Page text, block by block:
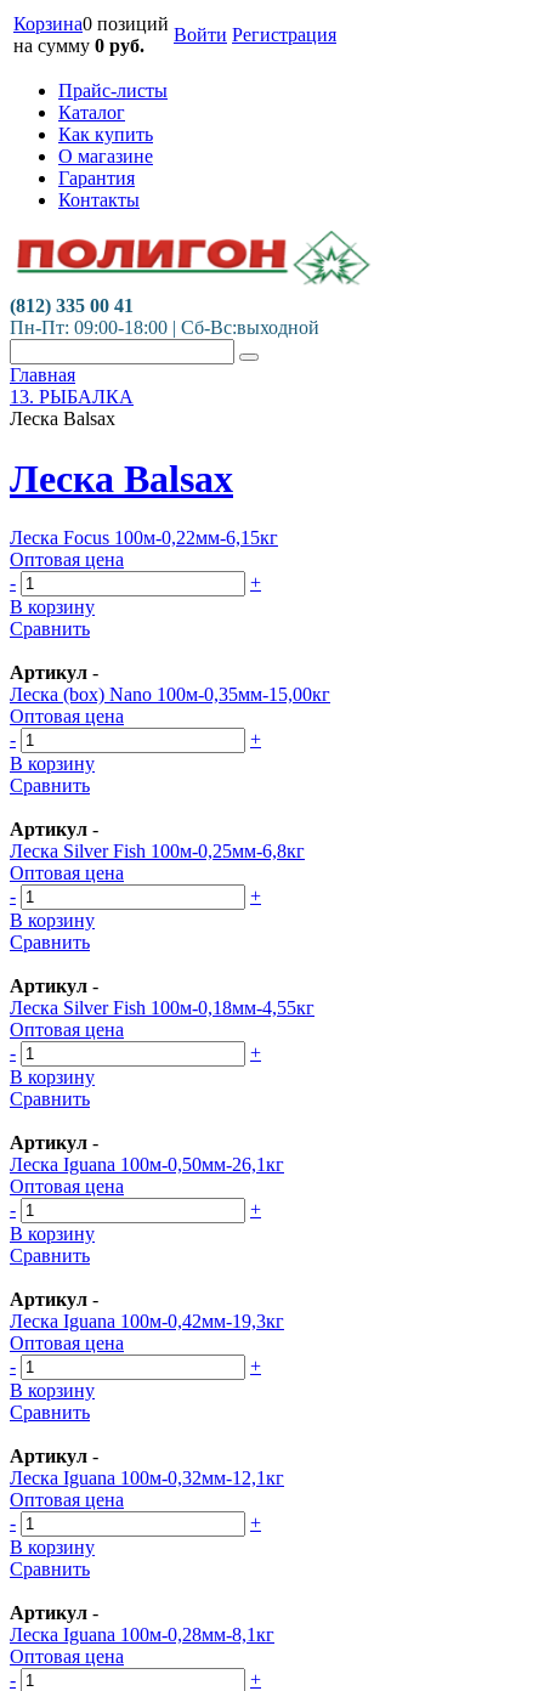
Корзина0 позиций
на сумму 0 руб.
Войти Регистрация
Прайс-листы
Каталог
Как купить
О магазине
Гарантия
Контакты
(812) 335 00 41
Пн-Пт: 09:00-18:00 | Сб-Вс:выходной
Главная
13. РЫБАЛКА
Леска Balsax
Леска Balsax
Леска Focus 100м-0,22мм-6,15кг
Оптовая цена
-
+
В корзину
Сравнить
Артикул -
Леска (box) Nano 100м-0,35мм-15,00кг
Оптовая цена
-
+
В корзину
Сравнить
Артикул -
Леска Silver Fish 100м-0,25мм-6,8кг
Оптовая цена
-
+
В корзину
Сравнить
Артикул -
Леска Silver Fish 100м-0,18мм-4,55кг
Оптовая цена
-
+
В корзину
Сравнить
Артикул -
Леска Iguana 100м-0,50мм-26,1кг
Оптовая цена
-
+
В корзину
Сравнить
Артикул -
Леска Iguana 100м-0,42мм-19,3кг
Оптовая цена
-
+
В корзину
Сравнить
Артикул -
Леска Iguana 100м-0,32мм-12,1кг
Оптовая цена
-
+
В корзину
Сравнить
Артикул -
Леска Iguana 100м-0,28мм-8,1кг
Оптовая цена
-
+